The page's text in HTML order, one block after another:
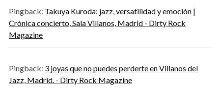
Pingback: Takuya Kuroda: jazz, versatilidad y emoción |
Crónica concierto, Sala Villanos, Madrid - Dirty Rock
Magazine
Pingback: 3 joyas que no puedes perderte en Villanos del
Jazz, Madrid. - Dirty Rock Magazine